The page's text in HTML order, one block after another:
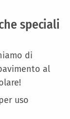
speciali
di
al
uso